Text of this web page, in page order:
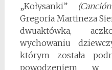
„Kołysanki”
Gregoria Martineza
dwuaktówka,
wychowaniu
którym została
powodzeniem w